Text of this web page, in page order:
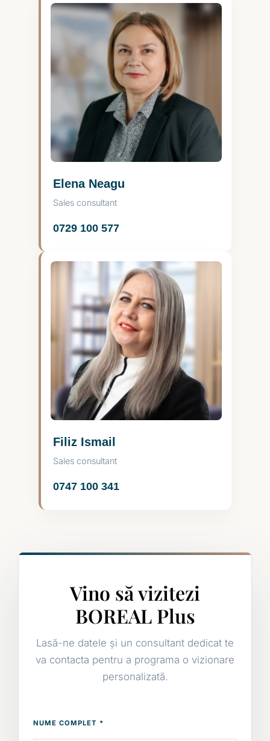
Elena Neagu
Sales consultant
0729 100 577
Filiz Ismail
Sales consultant
0747 100 341
Vino să vizitezi
BOREAL Plus
Lasă-ne datele și un consultant dedicat te
va contacta pentru a programa o vizionare
personalizată.
NUME COMPLET *